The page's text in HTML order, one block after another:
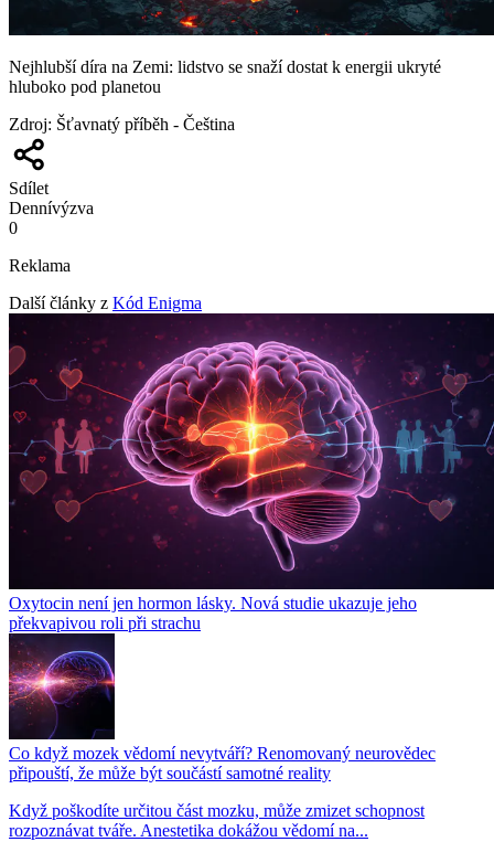
Nejhlubší díra na Zemi: lidstvo se snaží dostat k energii ukryté
hluboko pod planetou
Zdroj: Šťavnatý příběh - Čeština
Sdílet
Dennívýzva
0
Reklama
Další články z Kód Enigma
Oxytocin není jen hormon lásky. Nová studie ukazuje jeho
překvapivou roli při strachu
Co když mozek vědomí nevytváří? Renomovaný neurovědec
připouští, že může být součástí samotné reality
Když poškodíte určitou část mozku, může zmizet schopnost
rozpoznávat tváře. Anestetika dokážou vědomí na...